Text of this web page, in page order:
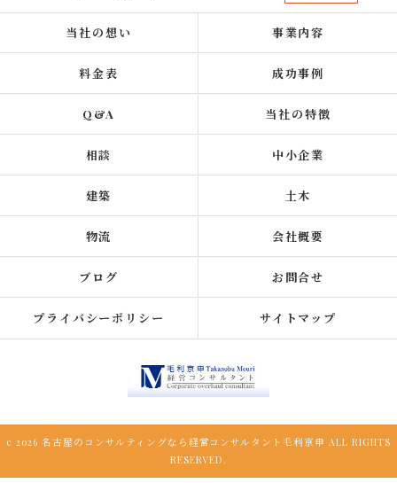
当社の想い 事業内容
料金表 成功事例
Q&A 当社の特徴
相談 中小企業
建築 土木
物流 会社概要
ブログ お問合せ
プライバシーポリシー サイトマップ
c 2026 名古屋のコンサルティングなら経営コンサルタント毛利京申 ALL RIGHTS
RESERVED.